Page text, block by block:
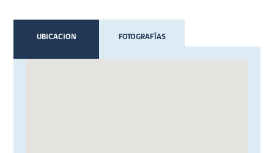
UBICACION FOTOGRAFÍAS